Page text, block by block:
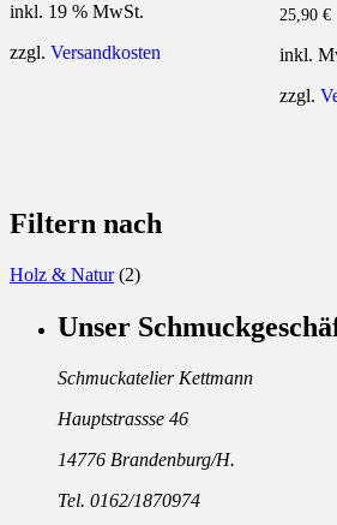
inkl. 19 % MwSt.
zzgl. Versandkosten
25,90 €
inkl.
zzgl.
Filtern nach
Holz & Natur (2)
Unser
Schmuckatelier Kettmann
Hauptstrassse 46
14776 Brandenburg/H.
Tel. 0162/1870974